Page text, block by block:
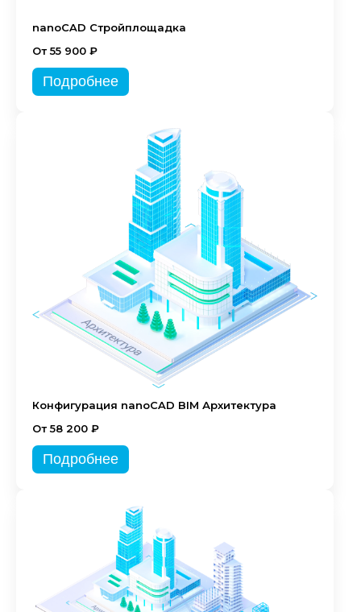
nanoCAD Стройплощадка
От 55 900 ₽
Подробнее
Конфигурация nanoCAD BIM Архитектура
От 58 200 ₽
Подробнее